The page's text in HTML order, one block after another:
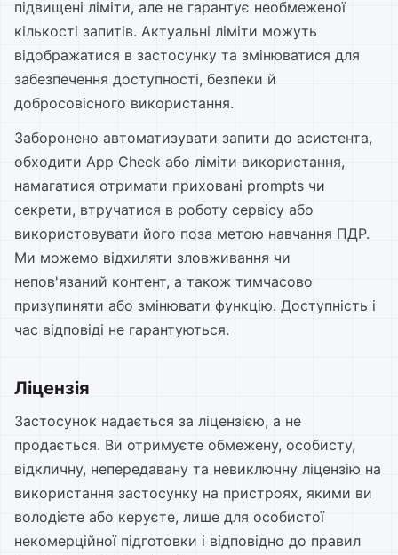
підвищені ліміти, але не гарантує необмеженої
кількості запитів. Актуальні ліміти можуть
відображатися в застосунку та змінюватися для
забезпечення доступності, безпеки й
добросовісного використання.
Заборонено автоматизувати запити до асистента,
обходити App Check або ліміти використання,
намагатися отримати приховані prompts чи
секрети, втручатися в роботу сервісу або
використовувати його поза метою навчання ПДР.
Ми можемо відхиляти зловживання чи
непов'язаний контент, а також тимчасово
призупиняти або змінювати функцію. Доступність і
час відповіді не гарантуються.
Ліцензія
Застосунок надається за ліцензією, а не
продається. Ви отримуєте обмежену, особисту,
відкличну, непередавану та невиключну ліцензію на
використання застосунку на пристроях, якими ви
володієте або керуєте, лише для особистої
некомерційної підготовки і відповідно до правил